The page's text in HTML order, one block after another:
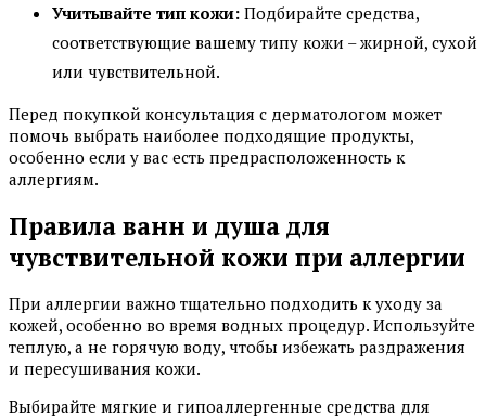
Учитывайте тип кожи: Подбирайте средства,
соответствующие вашему типу кожи – жирной, сухой
или чувствительной.
Перед покупкой консультация с дерматологом может
помочь выбрать наиболее подходящие продукты,
особенно если у вас есть предрасположенность к
аллергиям.
Правила ванн и душа для
чувствительной кожи при аллергии
При аллергии важно тщательно подходить к уходу за
кожей, особенно во время водных процедур. Используйте
теплую, а не горячую воду, чтобы избежать раздражения
и пересушивания кожи.
Выбирайте мягкие и гипоаллергенные средства для